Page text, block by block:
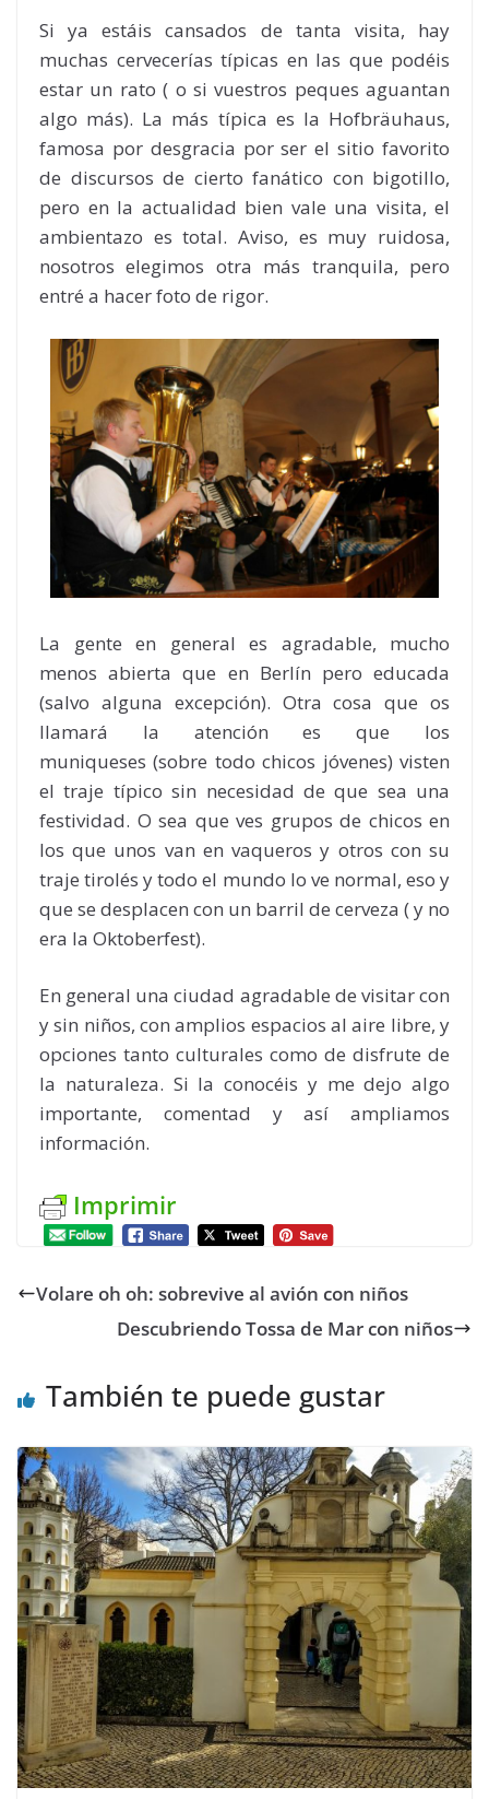
Si ya estáis cansados de tanta visita, hay
muchas cervecerías típicas en las que podéis
estar un rato ( o si vuestros peques aguantan
algo más). La más típica es la Hofbräuhaus,
famosa por desgracia por ser el sitio favorito
de discursos de cierto fanático con bigotillo,
pero en la actualidad bien vale una visita, el
ambientazo es total. Aviso, es muy ruidosa,
nosotros elegimos otra más tranquila, pero
entré a hacer foto de rigor.
La gente en general es agradable, mucho
menos abierta que en Berlín pero educada
(salvo alguna excepción). Otra cosa que os
llamará la atención es que los
muniqueses (sobre todo chicos jóvenes) visten
el traje típico sin necesidad de que sea una
festividad. O sea que ves grupos de chicos en
los que unos van en vaqueros y otros con su
traje tirolés y todo el mundo lo ve normal, eso y
que se desplacen con un barril de cerveza ( y no
era la Oktoberfest).
En general una ciudad agradable de visitar con
y sin niños, con amplios espacios al aire libre, y
opciones tanto culturales como de disfrute de
la naturaleza. Si la conocéis y me dejo algo
importante, comentad y así ampliamos
información.
Imprimir
Volare oh oh: sobrevive al avión con niños
Descubriendo Tossa de Mar con niños
También te puede gustar